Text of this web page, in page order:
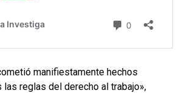
manifiestamente hechos
reglas del derecho al trabajo»,